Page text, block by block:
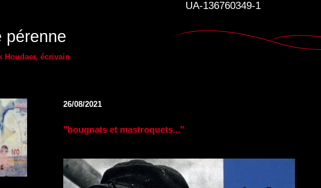
UA-136760349-1
pérenne
Houdaer, écrivain
26/08/2021
"bougnats et mastroquets..."